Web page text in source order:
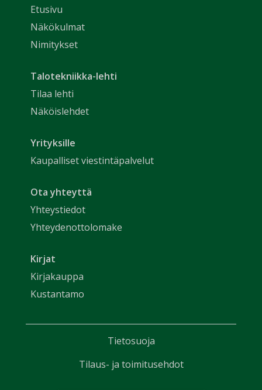
Etusivu
Näkökulmat
Nimitykset
Talotekniikka-lehti
Tilaa lehti
Näköislehdet
Yrityksille
Kaupalliset viestintäpalvelut
Ota yhteyttä
Yhteystiedot
Yhteydenottolomake
Kirjat
Kirjakauppa
Kustantamo
Tietosuoja
Tilaus- ja toimitusehdot